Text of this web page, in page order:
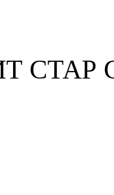
СТАР